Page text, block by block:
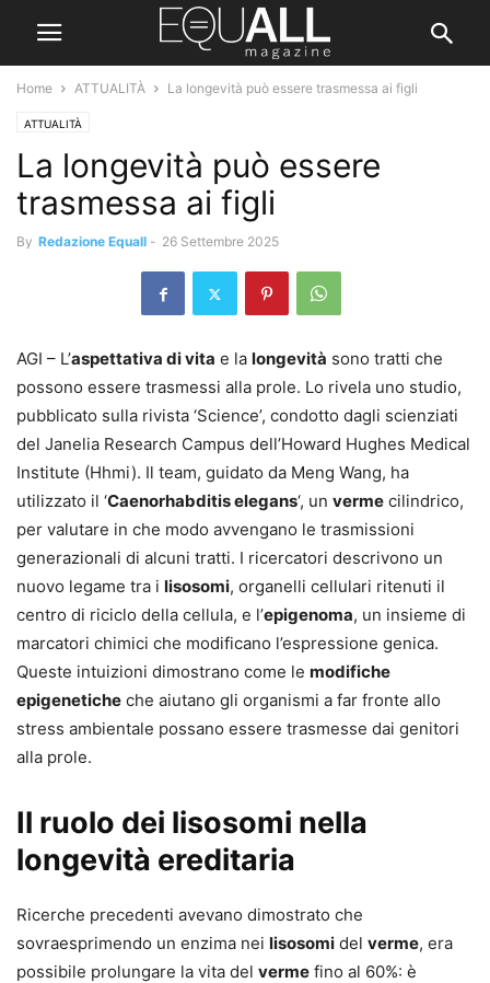
Home ATTUALITÀ La longevità può essere trasmessa ai figli
ATTUALITÀ
La longevità può essere
trasmessa ai figli
By Redazione Equall - 26 Settembre 2025
AGI – L’aspettativa di vita e la longevità sono tratti che
possono essere trasmessi alla prole. Lo rivela uno studio,
pubblicato sulla rivista ‘Science’, condotto dagli scienziati
del Janelia Research Campus dell’Howard Hughes Medical
Institute (Hhmi). Il team, guidato da Meng Wang, ha
utilizzato il ‘Caenorhabditis elegans‘, un verme cilindrico,
per valutare in che modo avvengano le trasmissioni
generazionali di alcuni tratti. I ricercatori descrivono un
nuovo legame tra i lisosomi, organelli cellulari ritenuti il
centro di riciclo della cellula, e l’epigenoma, un insieme di
marcatori chimici che modificano l’espressione genica.
Queste intuizioni dimostrano come le modifiche
epigenetiche che aiutano gli organismi a far fronte allo
stress ambientale possano essere trasmesse dai genitori
alla prole.
Il ruolo dei lisosomi nella
longevità ereditaria
Ricerche precedenti avevano dimostrato che
sovraesprimendo un enzima nei lisosomi del verme, era
possibile prolungare la vita del verme fino al 60%: è